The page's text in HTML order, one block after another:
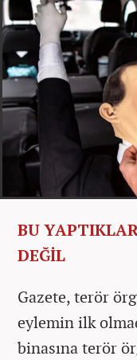
BU
DEĞİL
Gazete, terör
eylemin ilk
binasına terör